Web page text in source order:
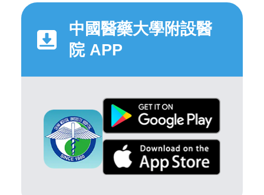
中國醫藥大學附設醫
院 APP